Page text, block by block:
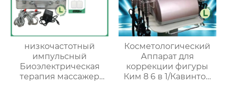
низкочастотный
импульсный
Биоэлектрическая
терапия массажер
Косметологический
Аппарат для
коррекции фигуры
Ким 8 6 в 1/Кавинтон